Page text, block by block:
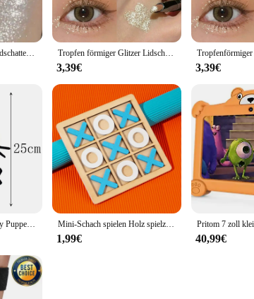
Lidschatten promises long-lasting wear, ensuring
of looks with ease. Whether you're aiming for a subtle
to adapt to your needs, making it a must-have for any
you're looking to stock up for your business or treat
eye contour and add depth to their look, making it an
Matte Perlglanz Weiß Lidschatten Stick Glatte Eye Make-Up Highlighter Shimmer Wasserdicht Pearly Silber Eyeliner Seidenraupe Stift Tropfen förmiger Glitzer Lidschatten Eyeliner Bleistift Make-up wasserdicht dauerhaft schimmern hell pfirsich rosa Text marker liegend Seidenraupen stift
3,39€ 3,39€
Neueste 10 Stlyes Gabby Puppenhaus Plüschtier Mercat Cartoon Kuscheltiere Meerjungfrau Katze Plüschpuppe Kindergeburtstag Weihnachtsgeschenke Mini-Schach spielen Holz spielzeug Interaktion Puzzle Training Gehirn lernen frühen Lernspiel zeug für Kinder Kinder Montessori-Spiel
1,99€ 40,99€